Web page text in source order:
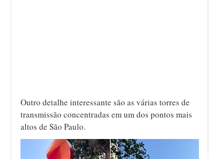
Outro detalhe interessante são as várias torres de
transmissão concentradas em um dos pontos mais
altos de São Paulo.